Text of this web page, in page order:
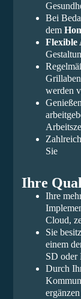
Bei
dem
Flexible
werden
Sie
Ihre
Ihre
Cloud,
Sie
einem
SD
Durch